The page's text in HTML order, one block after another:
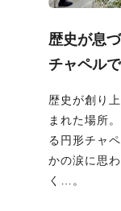
歴史が息
チャペル
歴史が創り
まれた場所
る円形チャ
かの涙に思
く…。